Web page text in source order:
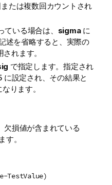
たは複数回カウントされ
いる場合は、 sigmaに
述を省略すると、実際の
れます。
で指定します。指定され
に設定され、その結果と
ります。
欠損値が含まれている
す。
TestValue)